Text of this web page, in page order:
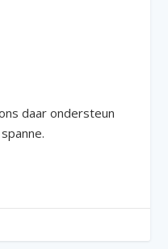
daar ondersteun